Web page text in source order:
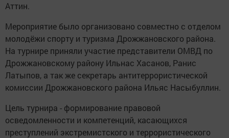
Аттин.
Мероприятие было организовано совместно с отделом
молодёжи спорту и туризма Дрожжановского района.
На турнире приняли участие представители ОМВД по
Дрожжановскому району Ильнас Хасанов, Ранис
Латыпов, а так же секретарь антитеррористической
комиссии Дрожжановского района Ильяс Насыбуллин.
Цель турнира - формирование правовой
осведомленности и компетенций, касающихся
преступлений экстремистского и террористического